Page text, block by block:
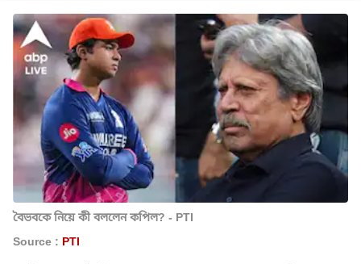
বৈভবকে নিয়ে কী বললেন কপিল? - PTI
Source : PTI